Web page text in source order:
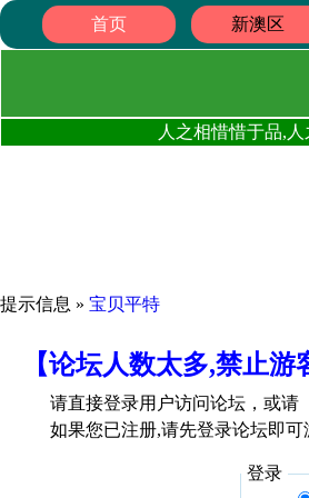
首页 新澳区
人之相惜惜于品,
提示信息 » 宝贝平特
【论坛人数太多,禁止
请直接登录用户访问论坛，或请
如果您已注册,请先登录论坛即可
登录